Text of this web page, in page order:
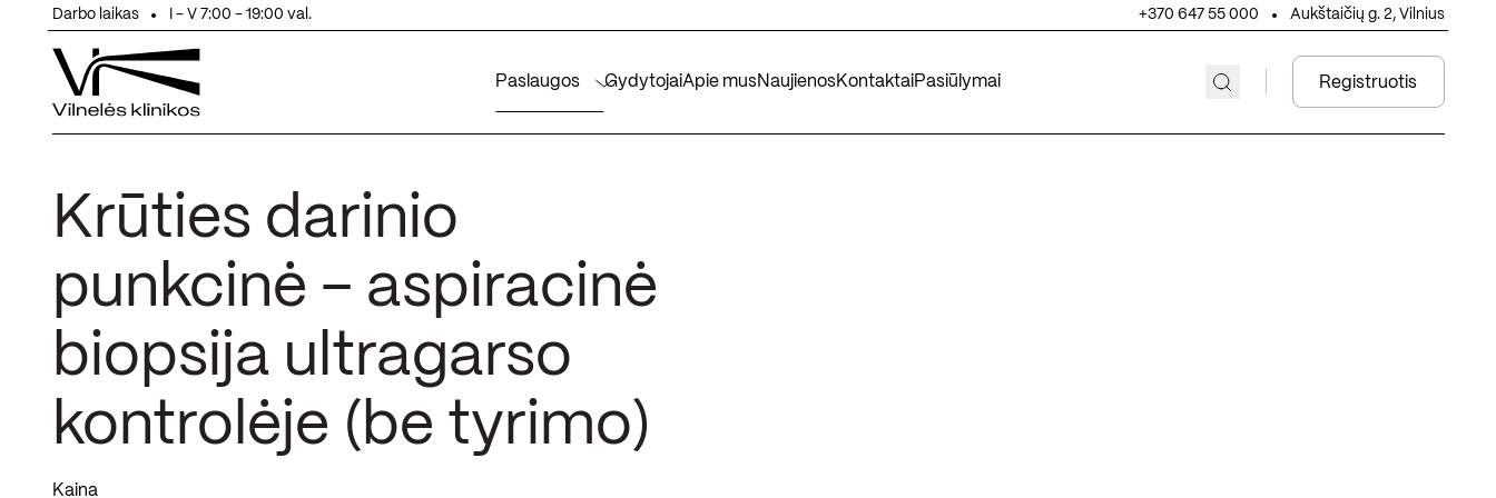
Eiti prie turinio
Darbo laikas I - V 7:00 - 19:00 val. +370 647 55 000 Aukštaičių g. 2, Vilnius
Paslaugos GydytojaiApie musNaujienosKontaktaiPasiūlymai Registruotis
Krūties darinio
punkcinė – aspiracinė
biopsija ultragarso
kontrolėje (be tyrimo)
Kaina